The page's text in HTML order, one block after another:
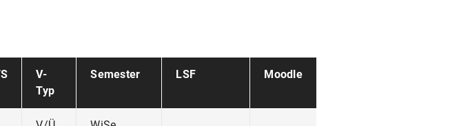
V-
Typ
Semester LSF Moodle